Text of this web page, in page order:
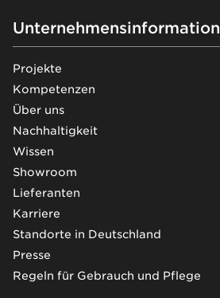
Unternehmensinformation
Projekte
Kompetenzen
Über uns
Nachhaltigkeit
Wissen
Showroom
Lieferanten
Karriere
Standorte in Deutschland
Presse
Regeln für Gebrauch und Pflege